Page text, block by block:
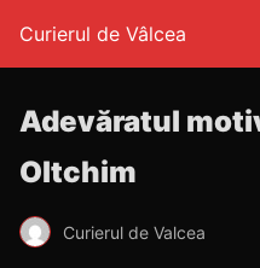
Curierul de Vâlcea
Adevăratul
Oltchim
Curierul de Valcea